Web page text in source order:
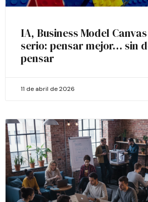
IA, Business Model
serio: pensar mejor… sin
pensar
11 de abril de 2026